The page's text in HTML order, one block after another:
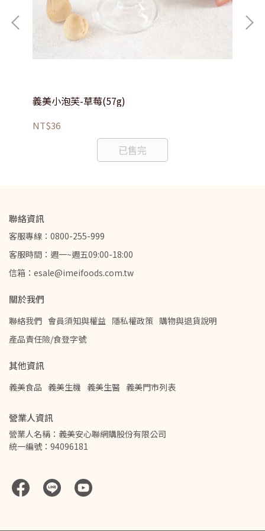
義美小泡芙-草莓(57g)
NT$36
已售完
聯絡資訊
客服專線：0800-255-999
客服時間：週一~週五09:00-18:00
信箱：esale@imeifoods.com.tw
關於我們
聯絡我們 會員須知與權益 隱私權政策 購物與退貨說明
產品責任險/食登字號
其他資訊
義美食品 義美生機 義美生醫 義美門市列表
營業人資訊
營業人名稱：義美安心聯網購股份有限公司
統一編號：94096181